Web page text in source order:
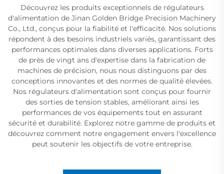
Découvrez les produits exceptionnels de régulateurs
d'alimentation de Jinan Golden Bridge Precision Machinery
Co., Ltd., conçus pour la fiabilité et l'efficacité. Nos solutions
répondent à des besoins industriels variés, garantissant des
performances optimales dans diverses applications. Forts
de près de vingt ans d'expertise dans la fabrication de
machines de précision, nous nous distinguons par des
conceptions innovantes et des normes de qualité élevées.
Nos régulateurs d'alimentation sont conçus pour fournir
des sorties de tension stables, améliorant ainsi les
performances de vos équipements tout en assurant
sécurité et durabilité. Explorez notre gamme de produits et
découvrez comment notre engagement envers l'excellence
peut soutenir les objectifs de votre entreprise.